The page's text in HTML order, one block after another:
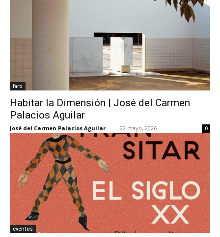
faro
Habitar la Dimensión | José del Carmen
Palacios Aguilar
José del Carmen Palacios Aguilar - 22 mayo, 2026 0
eventos